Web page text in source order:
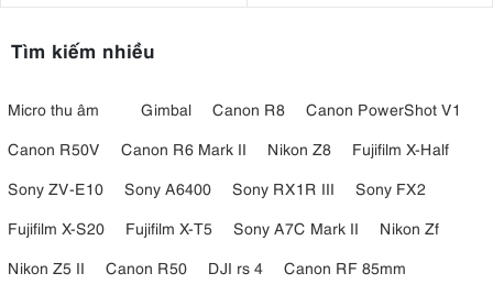
Tìm kiếm nhiều
Micro thu âm Gimbal Canon R8
Canon PowerShot V1
Canon R50V
Canon R6 Mark II Nikon Z8
Fujifilm X-Half
Sony ZV-E10
Sony A6400 Sony RX1R III
Sony FX2
Fujifilm X-S20
Fujifilm X-T5 Sony A7C Mark II
Nikon Zf
Nikon Z5 II
Canon R50 DJI rs 4
Canon RF 85mm